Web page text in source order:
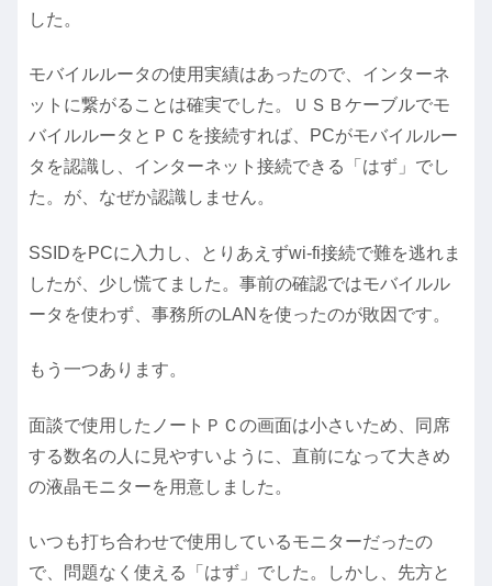
した。
モバイルルータの使用実績はあったので、インターネ
ットに繋がることは確実でした。ＵＳＢケーブルでモ
バイルルータとＰＣを接続すれば、PCがモバイルルー
タを認識し、インターネット接続できる「はず」でし
た。が、なぜか認識しません。
SSIDをPCに入力し、とりあえずwi-fi接続で難を逃れま
したが、少し慌てました。事前の確認ではモバイルル
ータを使わず、事務所のLANを使ったのが敗因です。
もう一つあります。
面談で使用したノートＰＣの画面は小さいため、同席
する数名の人に見やすいように、直前になって大きめ
の液晶モニターを用意しました。
いつも打ち合わせで使用しているモニターだったの
で、問題なく使える「はず」でした。しかし、先方と